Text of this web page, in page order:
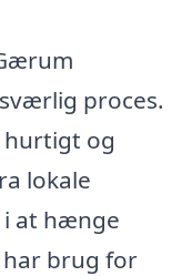
proces.
hurtigt og
lokale
i at hænge
brug for